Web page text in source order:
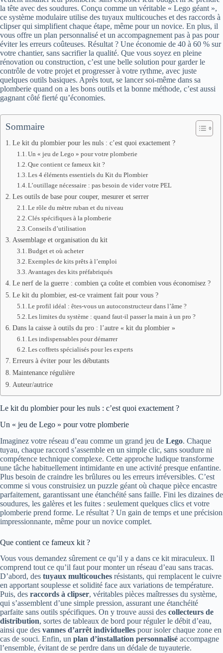
la tête avec des soudures. Conçu comme un véritable « Lego géant »,
ce système modulaire utilise des tuyaux multicouches et des raccords à
clipser qui simplifient chaque étape, même pour un novice. En plus, il
vous offre un plan personnalisé et un accompagnement pas à pas pour
éviter les erreurs coûteuses. Résultat ? Une économie de 40 à 60 % sur
votre chantier, sans sacrifier la qualité. Que vous soyez en pleine
rénovation ou construction, c’est une belle solution pour garder le
contrôle de votre projet et progresser à votre rythme, avec juste
quelques outils basiques. Après tout, se lancer soi-même dans sa
plomberie quand on a les bons outils et la bonne méthode, c’est aussi
gagnant côté fierté qu’économies.
Sommaire
Le kit du plombier pour les nuls : c’est quoi exactement ?
Un « jeu de Lego » pour votre plomberie
Que contient ce fameux kit ?
Les 4 éléments essentiels du Kit du Plombier
L’outillage nécessaire : pas besoin de vider votre PEL
Les outils de base pour couper, mesurer et serrer
Le rôle du mètre ruban et du niveau
Clés spécifiques à la plomberie
Conseils d’utilisation
Assemblage et organisation du kit
Budget et où acheter
Exemples de kits prêts à l’emploi
Avantages des kits préfabriqués
Le nerf de la guerre : combien ça coûte et combien vous économisez ?
Le kit du plombier, est-ce vraiment fait pour vous ?
Le profil idéal : êtes-vous un autoconstructeur dans l’âme ?
Les limites du système : quand faut-il passer la main à un pro ?
Dans la caisse à outils du pro : l’autre « kit du plombier »
Les indispensables pour démarrer
Les coffrets spécialisés pour les experts
Erreurs à éviter pour les débutants
Maintenance régulière
Auteur/autrice
Le kit du plombier pour les nuls : c’est quoi exactement ?
Un « jeu de Lego » pour votre plomberie
Imaginez votre réseau d’eau comme un grand jeu de Lego. Chaque
tuyau, chaque raccord s’assemble en un simple clic, sans soudure ni
compétence technique complexe. Cette approche ludique transforme
une tâche habituellement intimidante en une activité presque enfantine.
Plus besoin de craindre les brûlures ou les erreurs irréversibles. C’est
comme si vous construisiez un puzzle géant où chaque pièce encastre
parfaitement, garantissant une étanchéité sans faille. Fini les dizaines de
soudures, les galères et les fuites : seulement quelques clics et votre
plomberie prend forme. Le résultat ? Un gain de temps et une précision
impressionnante, même pour un novice complet.
Que contient ce fameux kit ?
Vous vous demandez sûrement ce qu’il y a dans ce kit miraculeux. Il
comprend tout ce qu’il faut pour monter un réseau d’eau sans tracas.
D’abord, des tuyaux multicouches résistants, qui remplacent le cuivre
en apportant souplesse et solidité face aux variations de température.
Puis, des raccords à clipser, véritables pièces maîtresses du système,
qui s’assemblent d’une simple pression, assurant une étanchéité
parfaite sans outils spécifiques. On y trouve aussi des collecteurs de
distribution, sortes de tableaux de bord pour réguler le débit d’eau,
ainsi que des vannes d’arrêt individuelles pour isoler chaque zone en
cas de souci. Enfin, un plan d’installation personnalisé accompagne
l’ensemble, évitant de se perdre dans un dédale de tuyauterie.